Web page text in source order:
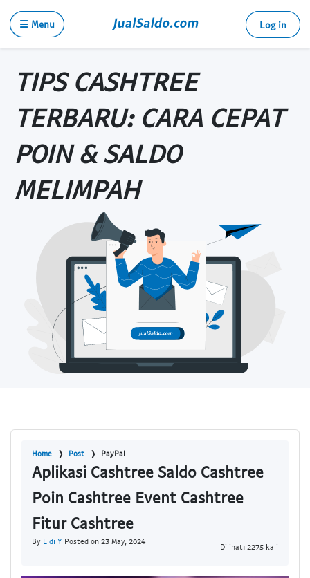
☰ Menu Log in
TIPS CASHTREE
TERBARU: CARA CEPAT
POIN & SALDO
MELIMPAH
Home Post PayPal
Aplikasi Cashtree Saldo Cashtree
Poin Cashtree Event Cashtree
Fitur Cashtree
By Eldi Y Posted on 23 May, 2024
Dilihat: 2275 kali